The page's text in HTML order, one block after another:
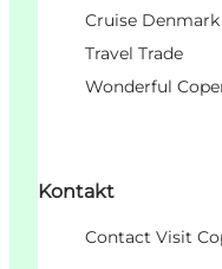
Cruise
Travel Trade
Wonderful
Kontakt
Contact Visit